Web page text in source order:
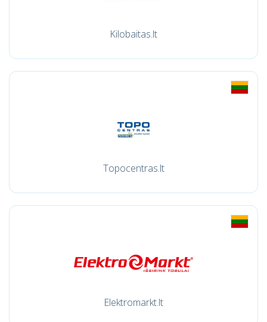
Kilobaitas.lt
Topocentras.lt
Elektromarkt.lt